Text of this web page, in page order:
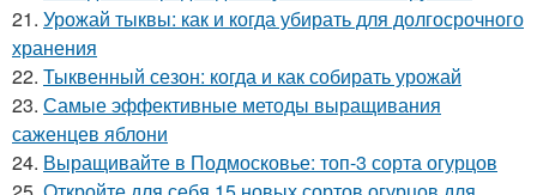
21. Урожай тыквы: как и когда убирать для долгосрочного
хранения
22. Тыквенный сезон: когда и как собирать урожай
23. Самые эффективные методы выращивания
саженцев яблони
24. Выращивайте в Подмосковье: топ-3 сорта огурцов